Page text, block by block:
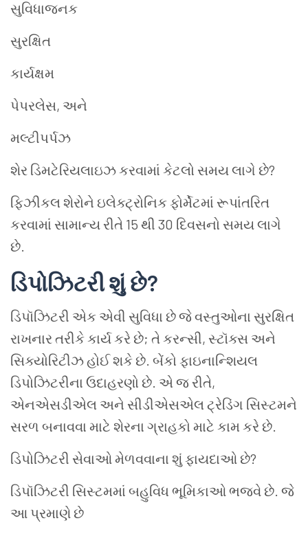
સુવિધાજનક
સુરક્ષિત
કાર્યક્ષમ
પેપરલેસ, અને
મલ્ટીપર્પઝ
શેર ડિમટેરિયલાઇઝ કરવામાં કેટલો સમય લાગે છે?
ફિઝીકલ શેરોને ઇલેક્ટ્રોનિક ફોર્મેટમાં રૂપાંતરિત
કરવામાં સામાન્ય રીતે 15 થી 30 દિવસનો સમય લાગે
છે.
ડિપોઝિટરી શું છે?
ડિપૉઝિટરી એક એવી સુવિધા છે જે વસ્તુઓના સુરક્ષિત
રાખનાર તરીકે કાર્ય કરે છે; તે કરન્સી, સ્ટૉક્સ અને
સિક્યોરિટીઝ હોઈ શકે છે. બેંકો ફાઇનાન્શિયલ
ડિપોઝિટરીના ઉદાહરણો છે. એ જ રીતે,
એનએસડીએલ અને સીડીએસએલ ટ્રેડિંગ સિસ્ટમને
સરળ બનાવવા માટે શેરના ગ્રાહકો માટે કામ કરે છે.
ડિપોઝિટરી સેવાઓ મેળવવાના શું ફાયદાઓ છે?
ડિપૉઝિટરી સિસ્ટમમાં બહુવિધ ભૂમિકાઓ ભજવે છે. જે
આ પ્રમાણે છે